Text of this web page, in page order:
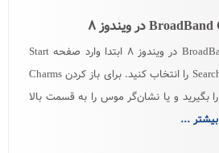
نحوه ساخت BroadBand Connection در ویندوز ۸ ابتدا وارد صفحه Start
شوید و از Charms bar گزینه Search را انتخاب کنید. برای باز کردن Charms
bar کلیدهای ترکیبی Win+C را بگیرید و یا نشان‌گر موس را به قسمت بالا
بیشتر ...